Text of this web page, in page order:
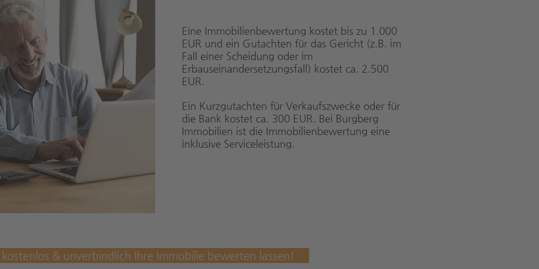
Eine Immobilienbewertung kostet bis zu 1.000
EUR und ein Gutachten für das Gericht (z.B. im
Fall einer Scheidung oder im
Erbauseinandersetzungsfall) kostet ca. 2.500
EUR.
Ein Kurzgutachten für Verkaufszwecke oder für
die Bank kostet ca. 300 EUR. Bei Burgberg
Immobilien ist die Immobilienbewertung eine
inklusive Serviceleistung.
& unverbindlich Ihre Immobilie bewerten lassen!